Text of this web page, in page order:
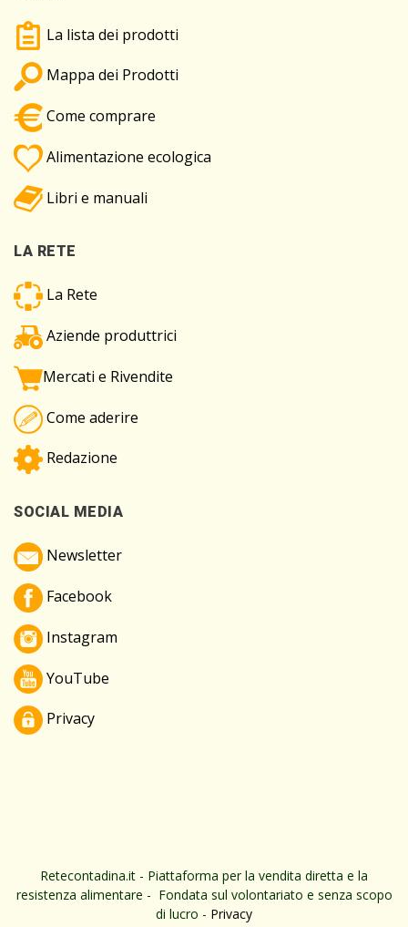
La lista dei prodotti
Mappa dei Prodotti
Come comprare
Alimentazione ecologica
Libri e manuali
LA RETE
La Rete
Aziende produttrici
Mercati e Rivendite
Come aderire
Redazione
SOCIAL MEDIA
Newsletter
Facebook
Instagram
YouTube
Privacy
Retecontadina.it - Piattaforma per la vendita diretta e la
resistenza alimentare - Fondata sul volontariato e senza scopo
di lucro - Privacy